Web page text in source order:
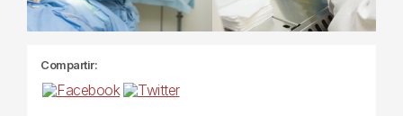
Compartir: